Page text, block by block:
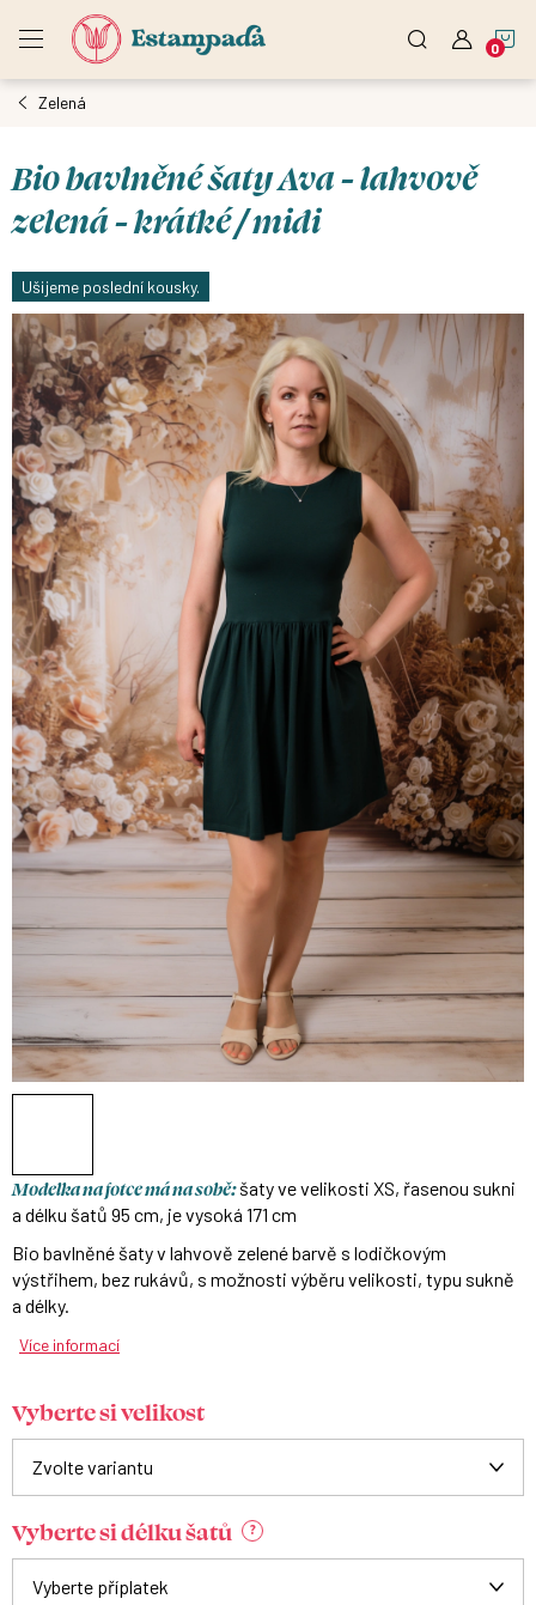
Zelená
Bio bavlněné šaty Ava - lahvově
zelená - krátké / midi
Ušijeme poslední kousky.
Modelka na fotce má na sobě:šaty ve velikosti XS, řasenou sukni
a délku šatů 95 cm, je vysoká 171 cm
Bio bavlněné šaty v lahvově zelené barvě s lodičkovým
výstřihem, bez rukávů, s možnosti výběru velikosti, typu sukně
a délky.
Více informací
Vyberte si velikost
Vyberte si délku šatů ?